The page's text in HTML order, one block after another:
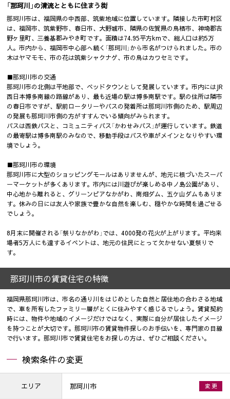
「那珂川」の清流とともに住まう街
那珂川市は、福岡県の中西部、筑紫地域に位置しています。隣接した市町村区
は、福岡市、筑紫野市、春日市、大野城市、隣県の佐賀県の鳥栖市、神埼郡吉
野ヶ里町、三養基郡みやき町です。面積は74.95平方kmで、総人口は約5万
人。市内から、福岡市中心部へ続く「那珂川」から市名がつけられました。市の
木はヤマモモ、市の花は筑紫シャクナゲ、市の鳥はカワセミです。
■那珂川市の交通
那珂川市の北側は平地部で、ベッドタウンとして発展しています。市内にはJR
西日本博多南線の路線があり、最も近場の駅は博多南駅です。駅の住所は隣市
の春日市ですが、駅前ロータリーやバスの発着所は那珂川市側のため、駅周辺
の発展も那珂川市側の方がすすんでいる傾向がみられます。
バスは西鉄バスと、コミュニティバス「かわせみバス」が運行しています。鉄道
の最寄駅は博多南駅のみなので、移動手段はバスや車がメインとなりやすい環
境でしょう。
■那珂川市の環境
那珂川市に大型のショッピングモールはありませんが、地元に根づいたスーパ
ーマーケットが多くあります。市内には川遊びが楽しめる中ノ島公園があり、
中心地から離れると、グリーンピアなかがわ、南畑ダム、五ケ山ダムもありま
す。休みの日には友人や家族で豊かな自然を楽しむ、穏やかな時間を過ごせる
でしょう。
8月末に開催される「祭りなかがわ」では、4000発の花火が上がります。平均来
場者5万人にも達するイベントは、地元の住民にとって欠かせない夏祭りで
す。
那珂川市の賃貸住宅の特徴
福岡県那珂川市は、市名の通り川をはじめとした自然と居住地の合わさる地域
で、車を所有したファミリー層がとくに住みやすく感じるでしょう。賃貸契約
時には、物件や地域のイメージだけではなく、実際に自分が居住したイメージ
を持つことが大切です。那珂川市の賃貸物件探しのお手伝いを、専門家の目線
で行います。那珂川市で賃貸住宅をお探しの方は、ぜひご相談ください。
検索条件の変更
エリア 那珂川市 変 更